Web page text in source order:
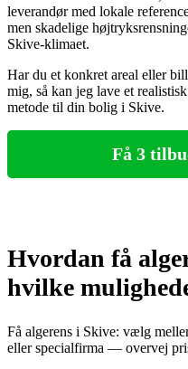
leverandør med lokale
men skadelige
Skive‑klimaet.
Har du et konkret areal eller
mig, så kan jeg lave et
metode til din bolig i Skive.
Få 3
Hvordan få
hvilke
Få algerens i Skive: vælg
eller specialfirma — overvej